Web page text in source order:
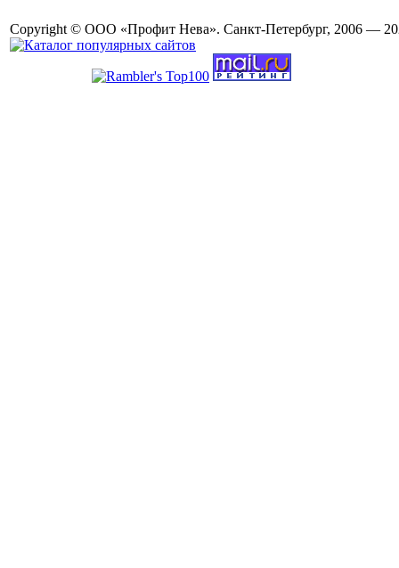
Copyright © ООО «Профит Нева». Санкт-Петербург, 2006 —